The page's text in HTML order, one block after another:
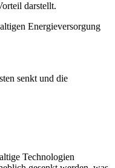
darstellt.
Energieversorgung
senkt und die
Technologien